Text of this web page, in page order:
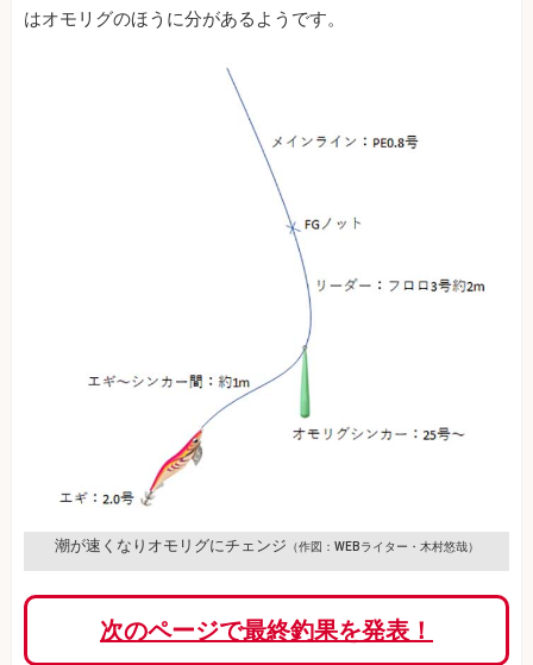
はオモリグのほうに分があるようです。
潮が速くなりオモリグにチェンジ （作図：WEBライター・木村悠哉）
次のページで最終釣果を発表！